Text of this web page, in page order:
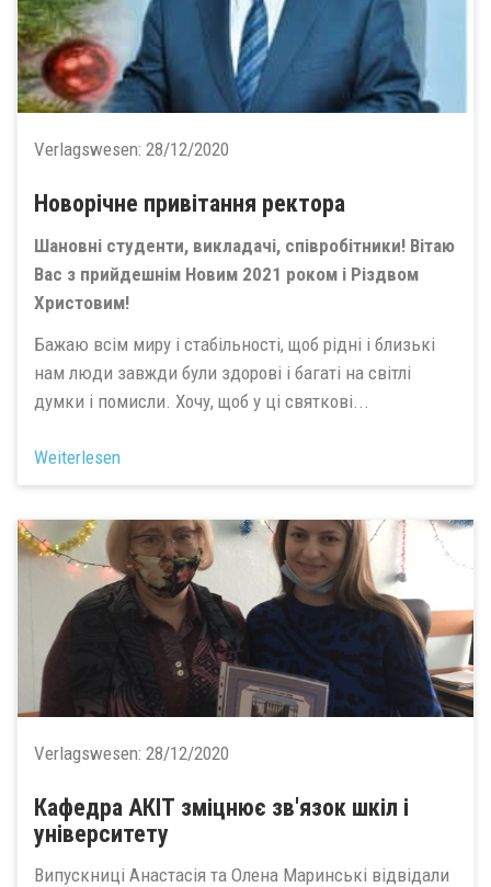
Verlagswesen: 28/12/2020
Новорічне привітання ректора
Шановні студенти, викладачі, співробітники! Вітаю
Вас з прийдешнім Новим 2021 роком і Різдвом
Христовим!
Бажаю всім миру і стабільності, щоб рідні і близькі
нам люди завжди були здорові і багаті на світлі
думки і помисли. Хочу, щоб у ці святкові...
Weiterlesen
Verlagswesen: 28/12/2020
Кафедра АКІТ зміцнює зв'язок шкіл і
університету
Випускниці Анастасія та Олена Маринські відвідали